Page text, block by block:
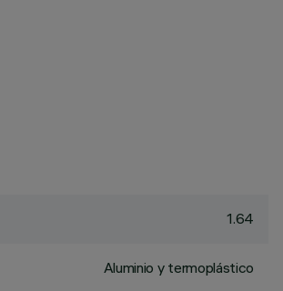
1.64
Aluminio y termoplástico